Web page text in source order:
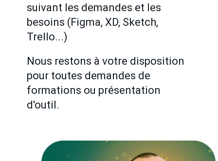
suivant les demandes et les
besoins (Figma, XD, Sketch,
Trello...)
Nous restons à votre disposition
pour toutes demandes de
formations ou présentation
d'outil.